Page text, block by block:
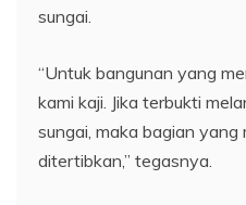
sungai.
“Untuk bangunan yang
kami kaji. Jika terbukti
sungai, maka bagian
ditertibkan,” tegasnya.